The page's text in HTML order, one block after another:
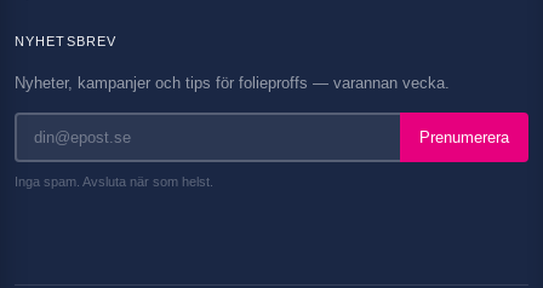
NYHETSBREV
Nyheter, kampanjer och tips för folieproffs — varannan vecka.
Prenumerera
Inga spam. Avsluta när som helst.